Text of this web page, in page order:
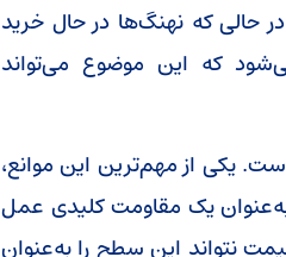
در حالی که نهنگ‌ها در حال خرید
که این موضوع می‌تواند
یکی از مهم‌ترین این موانع،
۲۱ هفته‌ای است که از اکتبر ۲۰۲۵ تاکنون به‌عنوان یک مقاومت کلیدی عمل
تا زمانی که قیمت نتواند این سطح را به‌عنوان